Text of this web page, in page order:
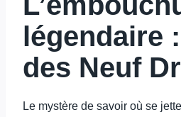
légendaire
des Neuf
Le mystère de savoir où se